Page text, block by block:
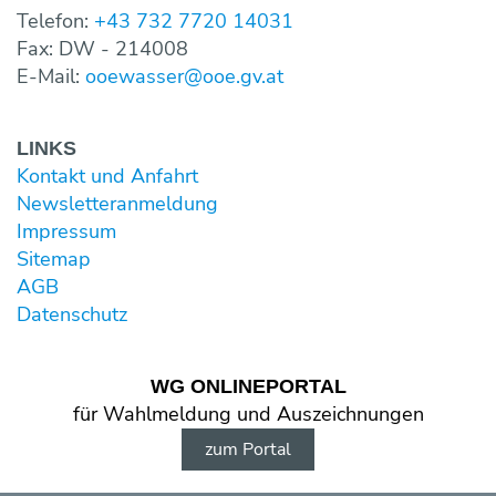
Telefon: +43 732 7720 14031
Fax: DW - 214008
E-Mail: ooewasser@ooe.gv.at
LINKS
Kontakt und Anfahrt
Newsletter­anmeldung
Impressum
Sitemap
AGB
Datenschutz
WG ONLINE­PORTAL
für Wahl­meldung und Aus­zeichnungen
zum Portal